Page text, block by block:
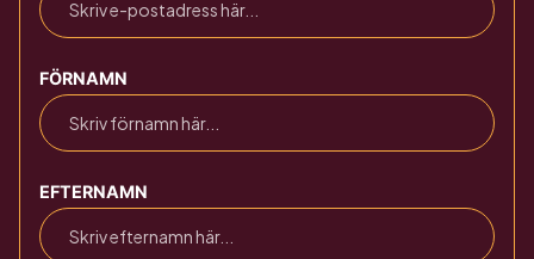
FÖRNAMN
EFTERNAMN